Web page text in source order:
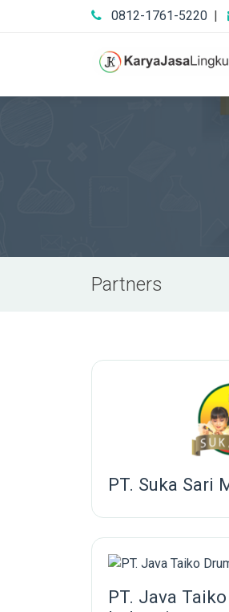
0812-1761-5220 |
Partners
PT. Suka Sari
PT. Java